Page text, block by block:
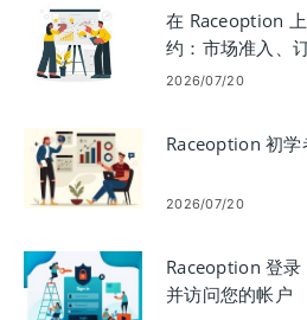
在 Raceoption
约：市场准入、
2026/07/20
Raceoption 初学
2026/07/20
Raceoption 登
并访问您的帐户